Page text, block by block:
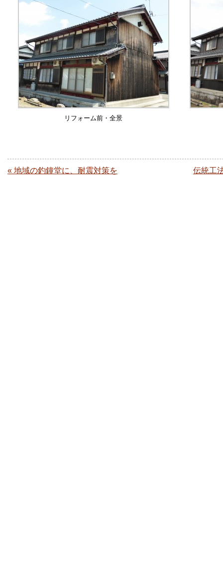
リフォーム前・全景
« 地域の釣鐘堂に、耐震対策を 伝統工